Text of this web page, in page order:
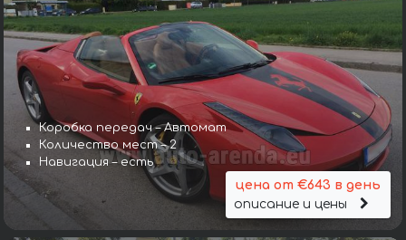
Коробка передач – Автомат
Количество мест – 2
Навигация – есть
цена от €643 в день
описание и цены